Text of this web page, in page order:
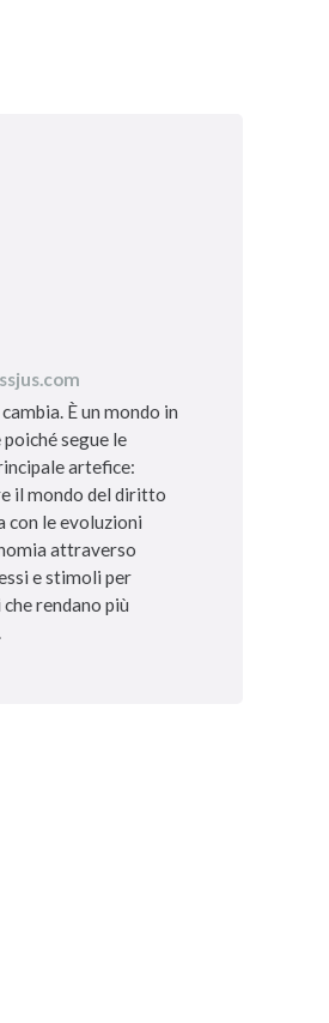
È un mondo in
segue le
artefice:
il mondo del diritto
con le evoluzioni
attraverso
e stimoli per
rendano più